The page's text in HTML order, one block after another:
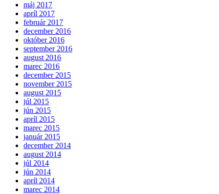
máj 2017
apríl 2017
február 2017
december 2016
október 2016
september 2016
august 2016
marec 2016
december 2015
november 2015
august 2015
júl 2015
jún 2015
apríl 2015
marec 2015
január 2015
december 2014
august 2014
júl 2014
jún 2014
apríl 2014
marec 2014